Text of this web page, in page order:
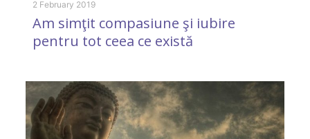
2 February 2019
Am simţit compasiune şi iubire
pentru tot ceea ce există